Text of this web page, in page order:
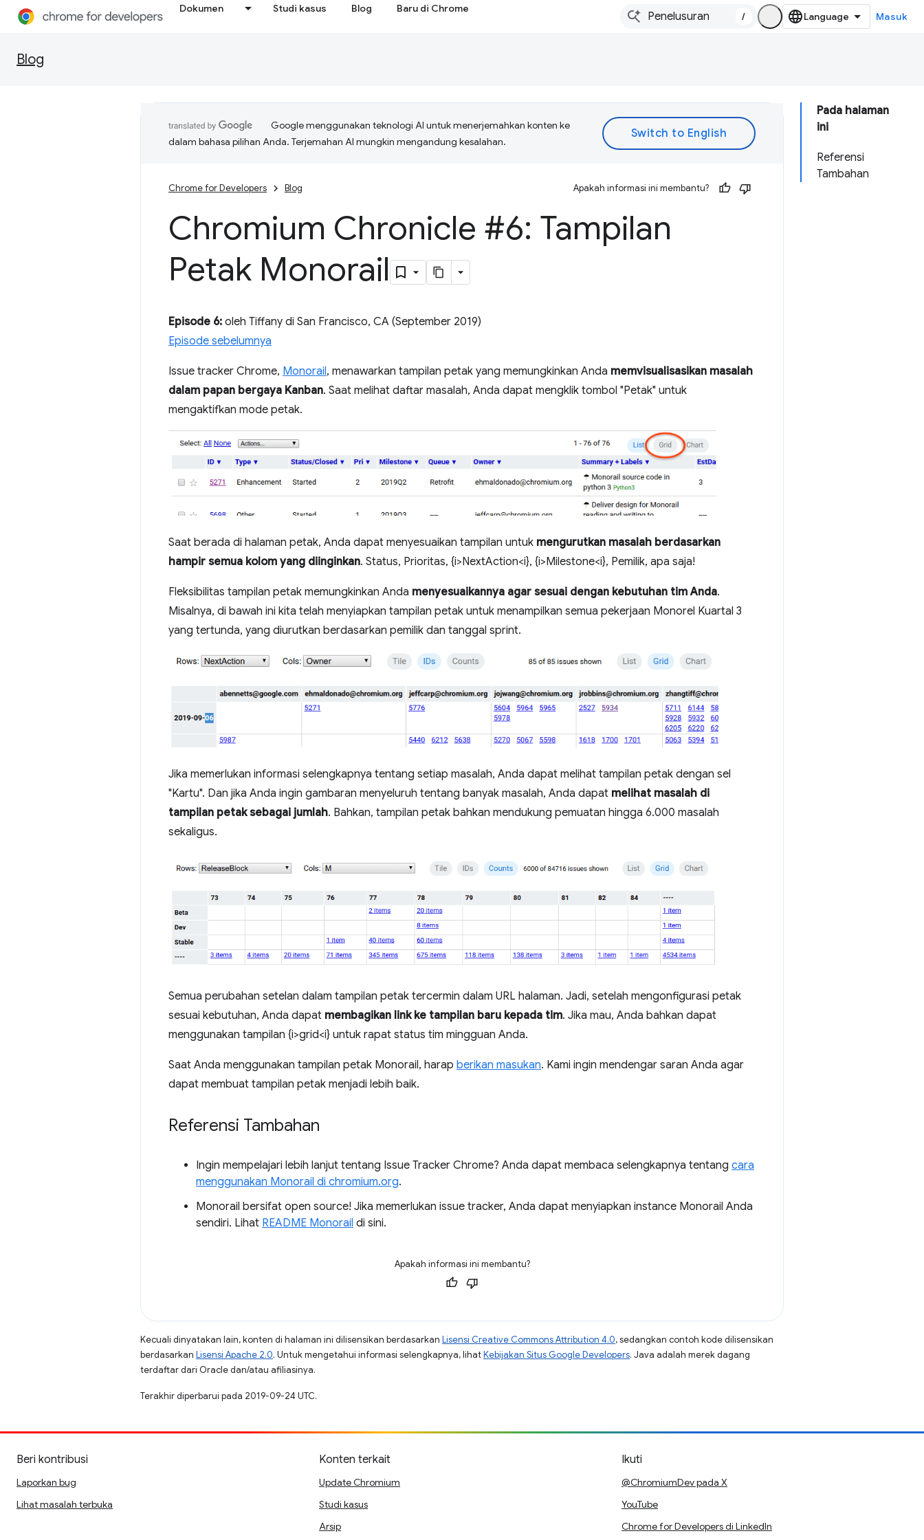
Dokumen Studi kasus Blog Baru di Chrome
/ Masuk
Blog
Pada halaman
ini
Referensi
Tambahan
Google menggunakan teknologi AI untuk menerjemahkan konten ke
dalam bahasa pilihan Anda. Terjemahan AI mungkin mengandung kesalahan.
Chrome for Developers Blog Apakah informasi ini membantu?
Chromium Chronicle #6: Tampilan
Petak Monorail
Episode 6: oleh Tiffany di San Francisco, CA (September 2019)
Episode sebelumnya
Issue tracker Chrome, Monorail, menawarkan tampilan petak yang memungkinkan Anda memvisualisasikan masalah
dalam papan bergaya Kanban. Saat melihat daftar masalah, Anda dapat mengklik tombol "Petak" untuk
mengaktifkan mode petak.
Saat berada di halaman petak, Anda dapat menyesuaikan tampilan untuk mengurutkan masalah berdasarkan
hampir semua kolom yang diinginkan. Status, Prioritas, {i>NextAction<i}, {i>Milestone<i}, Pemilik, apa saja!
Fleksibilitas tampilan petak memungkinkan Anda menyesuaikannya agar sesuai dengan kebutuhan tim Anda.
Misalnya, di bawah ini kita telah menyiapkan tampilan petak untuk menampilkan semua pekerjaan Monorel Kuartal 3
yang tertunda, yang diurutkan berdasarkan pemilik dan tanggal sprint.
Jika memerlukan informasi selengkapnya tentang setiap masalah, Anda dapat melihat tampilan petak dengan sel
"Kartu". Dan jika Anda ingin gambaran menyeluruh tentang banyak masalah, Anda dapat melihat masalah di
tampilan petak sebagai jumlah. Bahkan, tampilan petak bahkan mendukung pemuatan hingga 6.000 masalah
sekaligus.
Semua perubahan setelan dalam tampilan petak tercermin dalam URL halaman. Jadi, setelah mengonfigurasi petak
sesuai kebutuhan, Anda dapat membagikan link ke tampilan baru kepada tim. Jika mau, Anda bahkan dapat
menggunakan tampilan {i>grid<i} untuk rapat status tim mingguan Anda.
Saat Anda menggunakan tampilan petak Monorail, harap berikan masukan. Kami ingin mendengar saran Anda agar
dapat membuat tampilan petak menjadi lebih baik.
Referensi Tambahan
Ingin mempelajari lebih lanjut tentang Issue Tracker Chrome? Anda dapat membaca selengkapnya tentang cara
menggunakan Monorail di chromium.org.
Monorail bersifat open source! Jika memerlukan issue tracker, Anda dapat menyiapkan instance Monorail Anda
sendiri. Lihat README Monorail di sini.
Apakah informasi ini membantu?
Kecuali dinyatakan lain, konten di halaman ini dilisensikan berdasarkan Lisensi Creative Commons Attribution 4.0, sedangkan contoh kode dilisensikan
berdasarkan Lisensi Apache 2.0. Untuk mengetahui informasi selengkapnya, lihatKebijakan Situs Google Developers. Java adalah merek dagang
terdaftar dari Oracle dan/atau afiliasinya.
Terakhir diperbarui pada 2019-09-24 UTC.
Beri kontribusi
Laporkan bug
Lihat masalah terbuka
Konten terkait
Update Chromium
Studi kasus
Arsip
Ikuti
@ChromiumDev pada X
YouTube
Chrome for Developers di LinkedIn